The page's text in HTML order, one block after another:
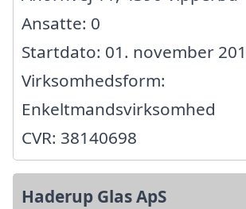
Ansatte: 0
Startdato: 01. november
Virksomhedsform:
Enkeltmandsvirksomhed
CVR: 38140698
Haderup Glas ApS